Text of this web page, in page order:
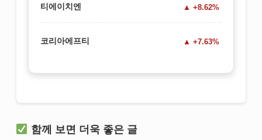
티에이치엔 +8.62%
코리아에프티 +7.63%
함께 보면 더욱 좋은 글